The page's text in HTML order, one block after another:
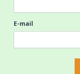
E-mail